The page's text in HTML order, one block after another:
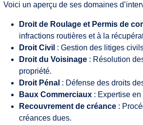
Voici un aperçu de ses domaines
Droit de Roulage et Permis de
infractions routières et à la
Droit Civil : Gestion des litiges
Droit du Voisinage : Résolution
propriété.
Droit Pénal : Défense des droits
Baux Commerciaux : Expertise
Recouvrement de créance :
créances dues.